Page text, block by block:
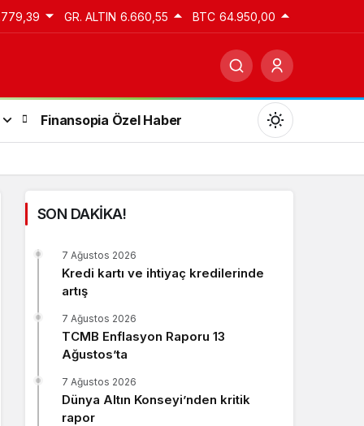
GR. ALTIN 6.660,55 BTC 64.950,00
Finansopia Özel Haber
Gündüz modunu seçin.
Gece Modu
Gece modunu seçin.
Sistem Modu
Sistem modunu seçin.
SON DAKİKA!
Kredi kartı ve ihtiyaç kredilerinde
artış
7 Ağustos 2026
TCMB Enflasyon Raporu 13
Ağustos’ta
7 Ağustos 2026
Dünya Altın Konseyi’nden kritik
rapor
7 Ağustos 2026